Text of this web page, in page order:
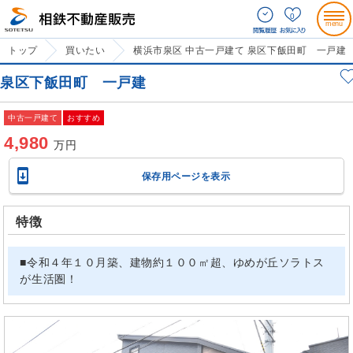
0
トップ 買いたい 横浜市泉区 中古一戸建て 泉区下飯田町 一戸建
泉区下飯田町 一戸建
中古一戸建て おすすめ
4,980万円
 保存用ページを表示
特徴
■令和４年１０月築、建物約１００㎡超、ゆめが丘ソラトス
が生活圏！